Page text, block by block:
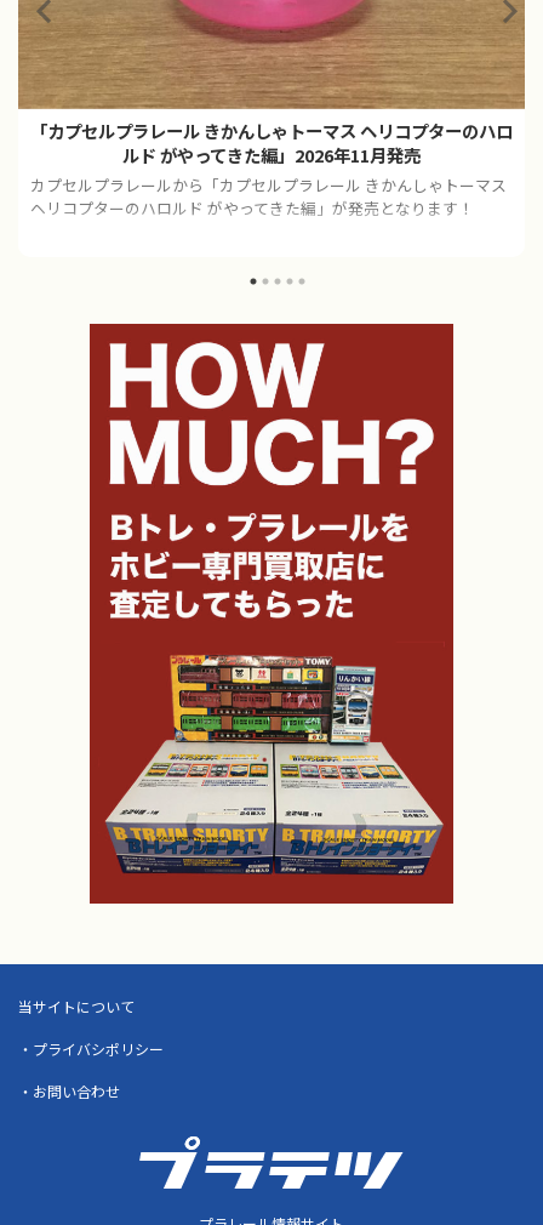
「カプセルプラレール きかんしゃトーマス ヘリコプターのハロ
ルド がやってきた編」2026年11月発売
カプセルプラレールから「カプセルプラレール きかんしゃトーマス
ヘリコプターのハロルド がやってきた編」が発売となります！
当サイトについて
・プライバシポリシー
・お問い合わせ